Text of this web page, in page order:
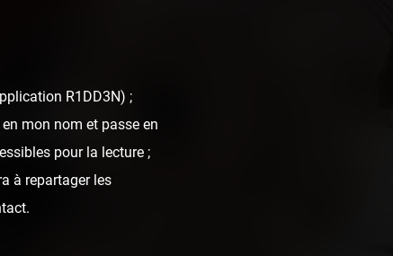
R1DD3N) ;
mon nom et passe en
pour la lecture ;
à repartager les